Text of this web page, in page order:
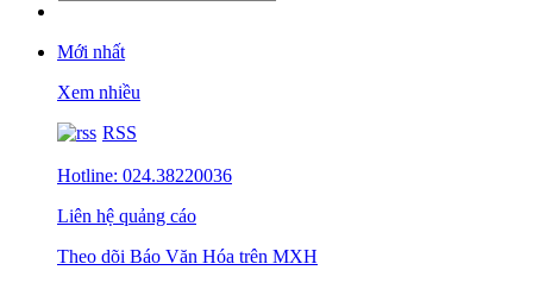
Mới nhất
Xem nhiều
RSS
Hotline: 024.38220036
Liên hệ quảng cáo
Theo dõi Báo Văn Hóa trên MXH